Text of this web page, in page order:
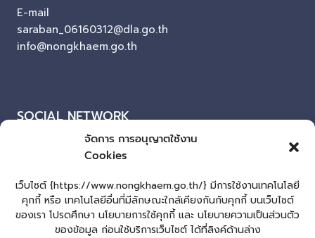
จัดการ การอนุญาตใช้งาน
Cookies
เว็บไซต์ {https://www.nongkhaem.go.th/} มีการใช้งานเทคโนโลยี
คุกกี้ หรือ เทคโนโลยีอื่นที่มีลักษณะใกล้เคียงกันกับคุกกี้ บนเว็บไซต์
ของเรา โปรดศึกษา นโยบายการใช้คุกกี้ และ นโยบายความเป็นส่วนตัว
ของข้อมูล ก่อนใช้บริการเว็บไซต์ ได้ที่ลิงค์ด้านล่าง
E-mail
saraban_06160312@dla.go.th
info@nongkhaem.go.th
SOCIAL NETWORK
Facebook
ผู้เยี่ยมชมเว็บไซต์
ผู้เยี่ยมชม : 17
แผนผังเว็บไซต์